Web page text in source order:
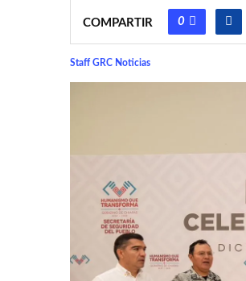
COMPARTIR 0
Staff GRC Noticias